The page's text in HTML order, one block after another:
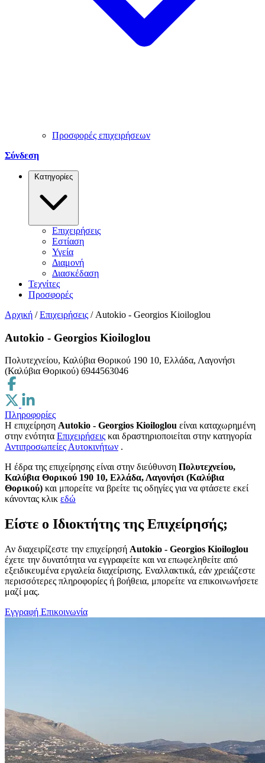
Προσφορές επιχειρήσεων
Σύνδεση
Κατηγορίες
Επιχειρήσεις
Εστίαση
Υγεία
Διαμονή
Διασκέδαση
Τεχνίτες
Προσφορές
Αρχική / Επιχειρήσεις / Autokio - Georgios Kioiloglou
Autokio - Georgios Kioiloglou
Πολυτεχνείου, Καλύβια Θορικού 190 10, Ελλάδα, Λαγονήσι
(Καλύβια Θορικού) 6944563046
Πληροφορίες
Η επιχείρηση Autokio - Georgios Kioiloglou είναι καταχωρημένη
στην ενότητα Επιχειρήσεις και δραστηριοποιείται στην κατηγορία
Αντιπροσωπείες Αυτοκινήτων .
H έδρα της επιχείρησης είναι στην διεύθυνση Πολυτεχνείου,
Καλύβια Θορικού 190 10, Ελλάδα, Λαγονήσι (Καλύβια
Θορικού) και μπορείτε να βρείτε τις οδηγίες για να φτάσετε εκεί
κάνοντας κλικ εδώ
Είστε ο Ιδιοκτήτης της Επιχείρησής;
Αν διαχειρίζεστε την επιχείρησή Autokio - Georgios Kioiloglou
έχετε την δυνατότητα να εγγραφείτε και να επωφεληθείτε από
εξειδικευμένα εργαλεία διαχείρισης. Εναλλακτικά, εάν χρειάζεστε
περισσότερες πληροφορίες ή βοήθεια, μπορείτε να επικοινωνήσετε
μαζί μας.
Εγγραφή Επικοινωνία